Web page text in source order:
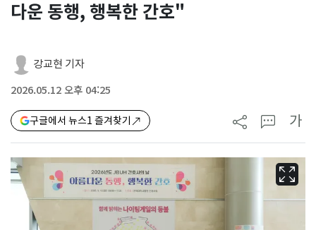
다운 동행, 행복한 간호"
강교현 기자
2026.05.12 오후 04:25
구글에서 뉴스1 즐겨찾기 가